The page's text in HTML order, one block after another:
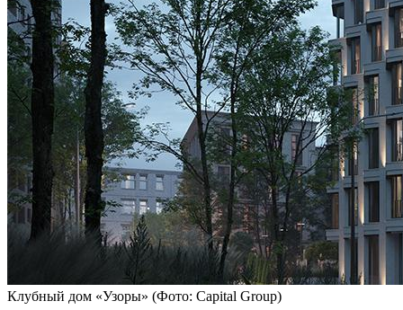
Клубный дом «Узоры» (Фото: Capital Group)